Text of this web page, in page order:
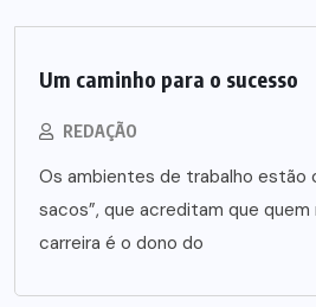
Um caminho para o sucesso
REDAÇÃO
Os ambientes de trabalho estão
sacos”, que acreditam que quem
carreira é o dono do